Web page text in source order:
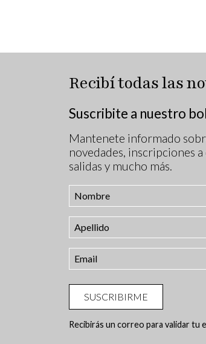
Recibí todas las
Suscribite a nuestro
Mantenete informado
novedades, inscripciones
salidas y mucho más.
SUSCRIBIRME
Recibirás un correo para validar tu